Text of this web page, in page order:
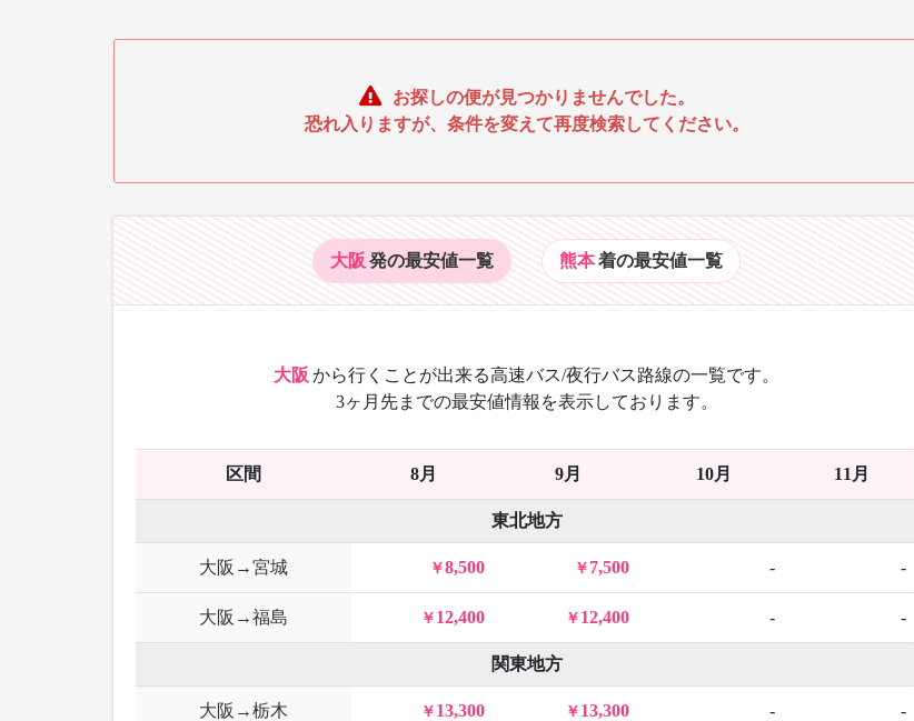
お探しの便が見つかりませんでした。
恐れ入りますが、条件を変えて再度検索してください。
大阪 発の最安値一覧 熊本着の最安値一覧
大阪 から行くことが出来る高速バス/夜行バス路線の一覧です。
3ヶ月先までの最安値情報を表示しております。
区間 8月 9月 10月 11月
東北地方
大阪→宮城 8,500 7,500 - -
大阪→福島 12,400 12,400 - -
関東地方
大阪→栃木 13,300 13,300 - -